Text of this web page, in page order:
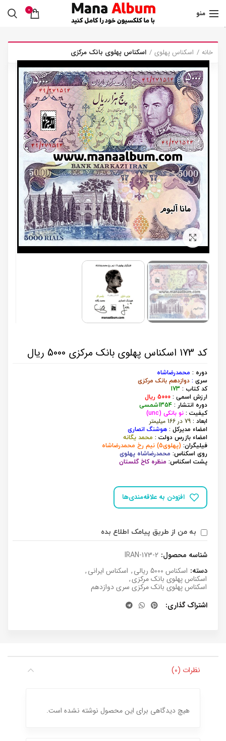
منو 0
.
خانه اسکناس پهلوی اسکناس پهلوی بانک مرکزی
برای بزرگنمایی کلیک کنید
کد 173 اسکناس پهلوی بانک مرکزی 5000 ریال
دوره : محمدرضاشاه
سری : دوازدهم بانک مرکزی
کد کتاب : 173
ارزش اسمی : 5000 ریال
دوره انتشار : 1354شمسی
کیفیت : نو بانکی (unc)
ابعاد : 79 در 166 میلیمتر
امضاء مدیرکل : هوشنگ انصاری
امضاء بازرس دولت : محمد یگانه
فیلیگران: (پهلوی5) نیم رخ محمدرضاشاه
روی اسکناس: محمدرضاشاه پهلوی
پشت اسکناس: منظره کاخ گلستان
افزودن به علاقه‌مندی‌ها
به من از طریق پیامک اطلاع بده
شناسه محصول: IRAN-173-2
دسته: اسکناس 5000 ریالی , اسکناس ایرانی,
اسکناس پهلوی بانک مرکزی,
اسکناس پهلوی بانک مرکزی سری دوازدهم
اشتراک گذاری
نظرات (0)
هیچ دیدگاهی برای این محصول نوشته نشده است.